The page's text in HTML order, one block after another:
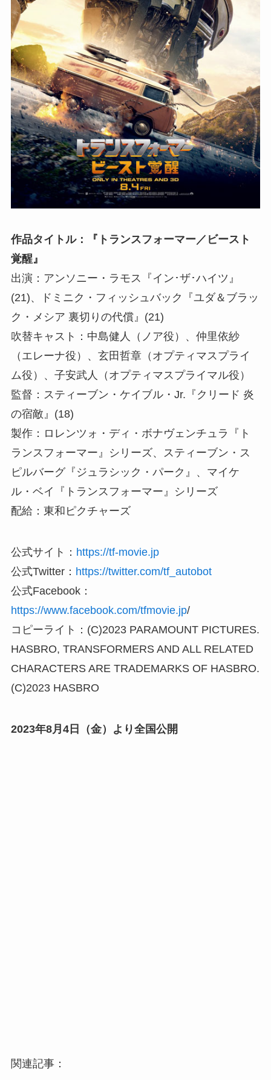
作品タイトル：『トランスフォーマー／ビースト
覚醒』
出演：アンソニー・ラモス『イン･ザ･ハイツ』
(21)、ドミニク・フィッシュバック『ユダ＆ブラッ
ク・メシア 裏切りの代償』(21)
吹替キャスト：中島健人（ノア役）、仲里依紗
（エレーナ役）、玄田哲章（オプティマスプライ
ム役）、子安武人（オプティマスプライマル役）
監督：スティーブン・ケイブル・Jr.『クリード 炎
の宿敵』(18)
製作：ロレンツォ・ディ・ボナヴェンチュラ『ト
ランスフォーマー』シリーズ、スティーブン・ス
ピルバーグ『ジュラシック・パーク』、マイケ
ル・ベイ『トランスフォーマー』シリーズ
配給：東和ピクチャーズ
公式サイト： https://tf-movie.jp
公式Twitter： https://twitter.com/tf_autobot
公式Facebook：
https://www.facebook.com/tfmovie.jp/
コピーライト：(C)2023 PARAMOUNT PICTURES.
HASBRO, TRANSFORMERS AND ALL RELATED
CHARACTERS ARE TRADEMARKS OF HASBRO.
(C)2023 HASBRO
2023年8月4日（金）より全国公開
関連記事：